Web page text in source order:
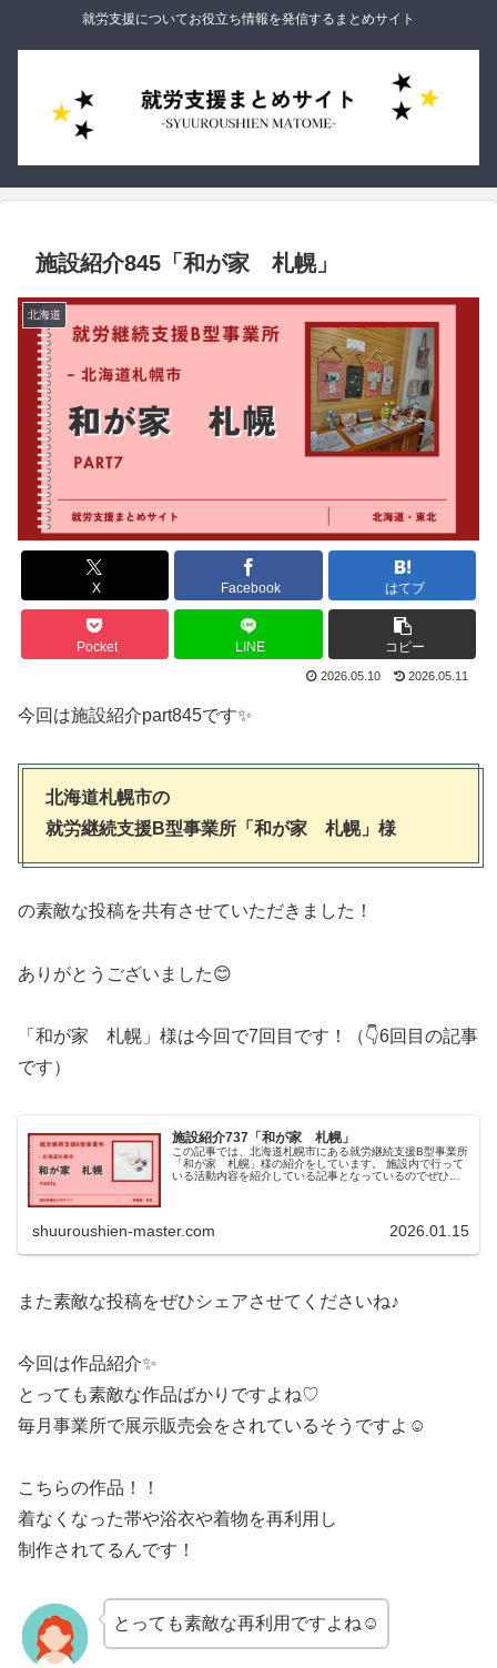
就労支援についてお役立ち情報を発信するまとめサイト
施設紹介845「和が家 札幌」
北海道
X Facebook はてブ
Pocket LINE コピー
2026.05.10 2026.05.11
今回は施設紹介part845です✨
北海道札幌市の
就労継続支援B型事業所「和が家 札幌」様
の素敵な投稿を共有させていただきました！
ありがとうございました😊
「和が家 札幌」様は今回で7回目です！（👇6回目の記事
です）
施設紹介737「和が家 札幌」
この記事では、北海道札幌市にある就労継続支援B型事業所
「和が家 札幌」様の紹介をしています。 施設内で行って
いる活動内容を紹介している記事となっているのでぜひご
shuuroushien-master.com 2026.01.15
また素敵な投稿をぜひシェアさせてくださいね♪
今回は作品紹介✨
とっても素敵な作品ばかりですよね♡
毎月事業所で展示販売会をされているそうですよ☺
こちらの作品！！
着なくなった帯や浴衣や着物を再利用し
制作されてるんです！
とっても素敵な再利用ですよね☺